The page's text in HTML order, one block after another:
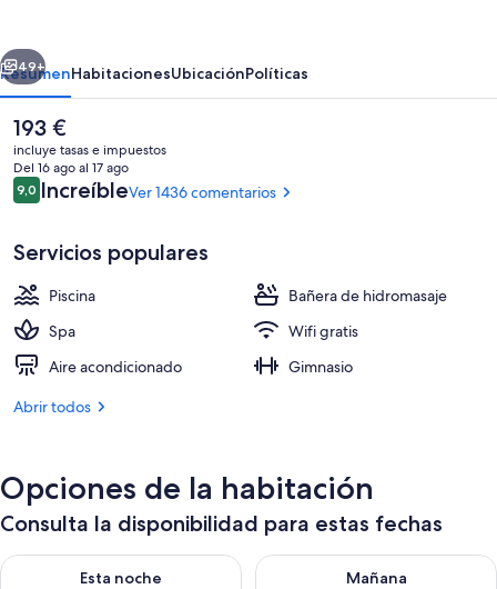
and
Residences
Sydney
Una piscina al aire libre, sombrillas,
Siguiente
49+
ResumenHabitacionesUbicaciónPolíticas
El
precio
actual
es
de
193 €
incluye tasas e impuestos
Del 16 ago al 17 ago
Comentarios
9,09,0 de 10
IncreíbleVer 1436 comentarios
Servicios populares
Piscina
Bañera de hidromasaje
Spa
Wifi gratis
Aire acondicionado
Gimnasio
Abrir todos
Opciones de la habitación
Consulta la disponibilidad para estas fechas
Esta noche
Consulta la disponibilidad para esta noche, ago 9 - ago 10
Mañana
Consulta la disponibilidad